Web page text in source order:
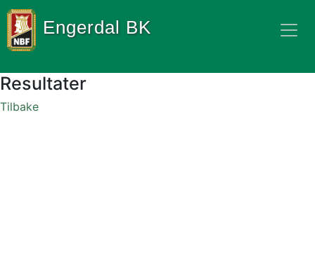
Engerdal BK
Resultater
Tilbake